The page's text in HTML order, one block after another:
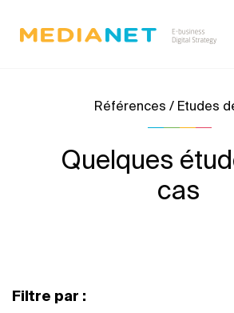
Références / Etudes
Quelques
cas
Filtre par :